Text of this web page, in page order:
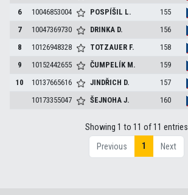
6
10046853004 POSPÍŠIL L. 155
7
10047369730 DRINKA D. 156
8
10126948328 TOTZAUER F. 158
9
10152442655 ČUMPELÍK M. 159
10
10137665616 JINDŘICH D. 157
10173355047
ŠEJNOHAJ. 160
Showing 1 to 11 of 11 entries
Previous
1 Next